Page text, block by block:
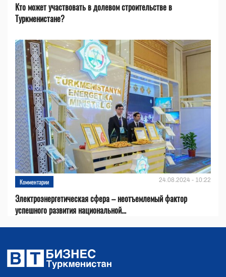
Кто может участвовать в долевом строительстве в
Туркменистане?
Комментарии 24.08.2024 - 10:22
Электроэнергетическая сфера – неотъемлемый фактор
успешного развития национальной...